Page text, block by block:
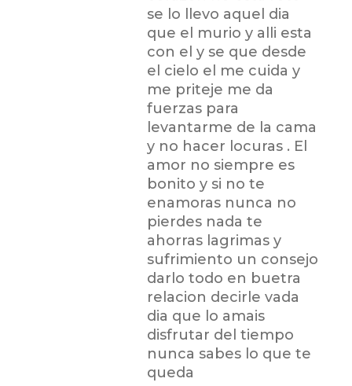
se lo llevo aquel dia
que el murio y alli esta
con el y se que desde
el cielo el me cuida y
me priteje me da
fuerzas para
levantarme de la cama
y no hacer locuras . El
amor no siempre es
bonito y si no te
enamoras nunca no
pierdes nada te
ahorras lagrimas y
sufrimiento un consejo
darlo todo en buetra
relacion decirle vada
dia que lo amais
disfrutar del tiempo
nunca sabes lo que te
queda